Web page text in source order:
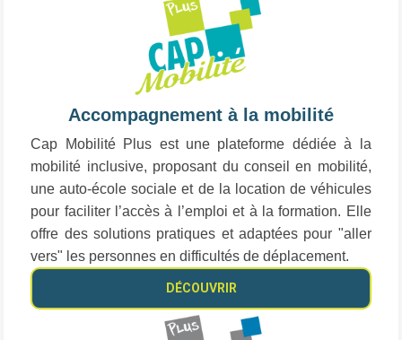
Accompagnement à la mobilité
Cap Mobilité Plus est une plateforme dédiée à la
mobilité inclusive, proposant du conseil en mobilité,
une auto-école sociale et de la location de véhicules
pour faciliter l’accès à l’emploi et à la formation. Elle
offre des solutions pratiques et adaptées pour "aller
vers" les personnes en difficultés de déplacement.
DÉCOUVRIR